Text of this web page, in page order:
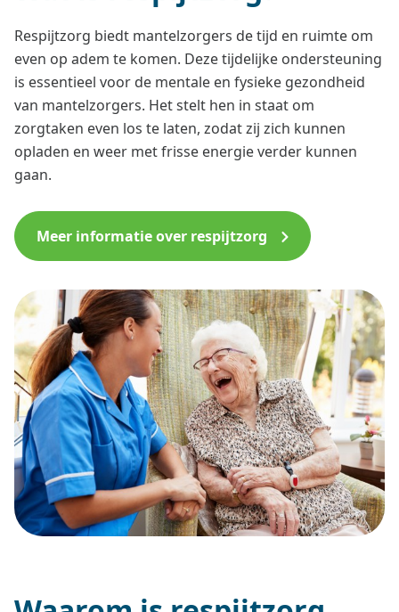
Respijtzorg biedt mantelzorgers de tijd en ruimte om
even op adem te komen. Deze tijdelijke ondersteuning
is essentieel voor de mentale en fysieke gezondheid
van mantelzorgers. Het stelt hen in staat om
zorgtaken even los te laten, zodat zij zich kunnen
opladen en weer met frisse energie verder kunnen
gaan.
Meer informatie over respijtzorg